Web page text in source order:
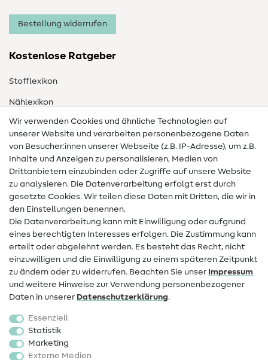
Bestellung widerrufen
Kostenlose Ratgeber
Stofflexikon
Nählexikon
Nähanleitungen
Hilfe & Kontakt
Kontakt
Infos zum Betreiberwechsel
Widerrufsrecht
Beliebt
Stoffe
Sale
Schnittmuster
Wir verwenden Cookies und ähnliche Technologien auf
unserer Website und verarbeiten personenbezogene Daten
von Besucher:innen unserer Webseite (z.B. IP-Adresse), um z.B.
Inhalte und Anzeigen zu personalisieren, Medien von
Drittanbietern einzubinden oder Zugriffe auf unsere Website
zu analysieren. Die Datenverarbeitung erfolgt erst durch
gesetzte Cookies. Wir teilen diese Daten mit Dritten, die wir in
den Einstellungen benennen.
Die Datenverarbeitung kann mit Einwilligung oder aufgrund
eines berechtigten Interesses erfolgen. Die Zustimmung kann
erteilt oder abgelehnt werden. Es besteht das Recht, nicht
einzuwilligen und die Einwilligung zu einem späteren Zeitpunkt
zu ändern oder zu widerrufen. Beachten Sie unser Impressum
und weitere Hinweise zur Verwendung personenbezogener
Daten in unserer Daten­schutz­erklärung.
Essenziell
Statistik
Marketing
Externe Medien